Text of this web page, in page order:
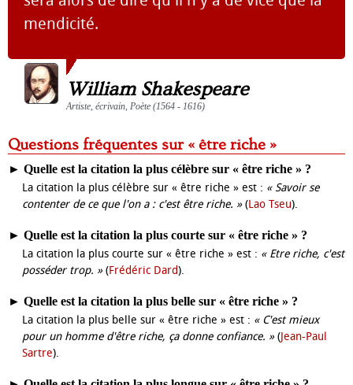
mendicité.
William Shakespeare
Artiste, écrivain, Poète (1564 - 1616)
Questions fréquentes sur « être riche »
► Quelle est la citation la plus célèbre sur « être riche » ?
La citation la plus célèbre sur « être riche » est : « Savoir se
contenter de ce que l'on a : c'est être riche. »(Lao Tseu).
► Quelle est la citation la plus courte sur « être riche » ?
La citation la plus courte sur « être riche » est : « Etre riche, c'est
posséder trop. »(Frédéric Dard).
► Quelle est la citation la plus belle sur « être riche » ?
La citation la plus belle sur « être riche » est : « C'est mieux
pour un homme d'être riche, ça donne confiance. »(Jean-Paul
Sartre).